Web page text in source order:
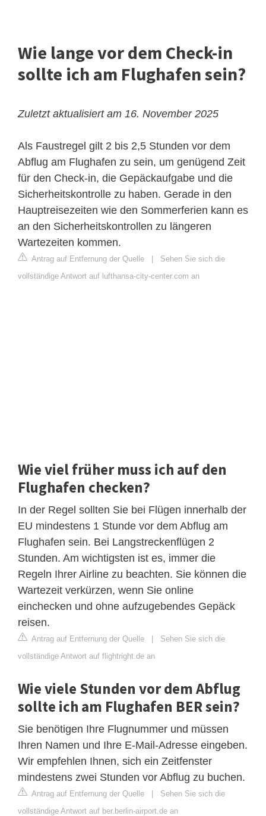
Wie lange vor dem Check-in
sollte ich am Flughafen sein?
Zuletzt aktualisiert am 16. November 2025
Als Faustregel gilt 2 bis 2,5 Stunden vor dem
Abflug am Flughafen zu sein, um genügend Zeit
für den Check-in, die Gepäckaufgabe und die
Sicherheitskontrolle zu haben. Gerade in den
Hauptreisezeiten wie den Sommerferien kann es
an den Sicherheitskontrollen zu längeren
Wartezeiten kommen.
Antrag auf Entfernung der Quelle
Sehen Sie sich die
vollständige Antwort auf lufthansa-city-center.com an
Wie viel früher muss ich auf den
Flughafen checken?
In der Regel sollten Sie bei Flügen innerhalb der
EU mindestens 1 Stunde vor dem Abflug am
Flughafen sein. Bei Langstreckenflügen 2
Stunden. Am wichtigsten ist es, immer die
Regeln Ihrer Airline zu beachten. Sie können die
Wartezeit verkürzen, wenn Sie online
einchecken und ohne aufzugebendes Gepäck
reisen.
Antrag auf Entfernung der Quelle
Sehen Sie sich die
vollständige Antwort auf flightright.de an
Wie viele Stunden vor dem Abflug
sollte ich am Flughafen BER sein?
Sie benötigen Ihre Flugnummer und müssen
Ihren Namen und Ihre E-Mail-Adresse eingeben.
Wir empfehlen Ihnen, sich ein Zeitfenster
mindestens zwei Stunden vor Abflug zu buchen.
Antrag auf Entfernung der Quelle
Sehen Sie sich die
vollständige Antwort auf ber.berlin-airport.de an